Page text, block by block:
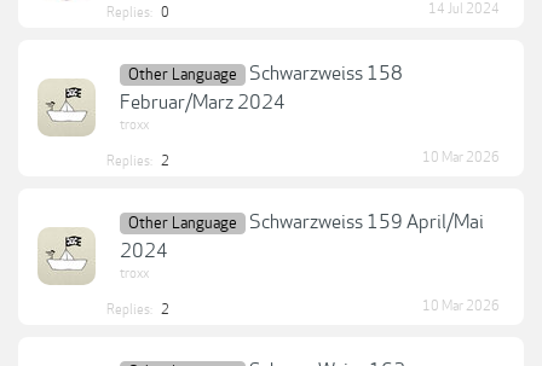
Replies: 0 14 Jul 2024
Other Language
Schwarzweiss 158
Februar/Marz 2024
troxx
Replies: 2 10 Mar 2026
Other Language
Schwarzweiss 159 April/Mai
2024
troxx
Replies: 2 10 Mar 2026